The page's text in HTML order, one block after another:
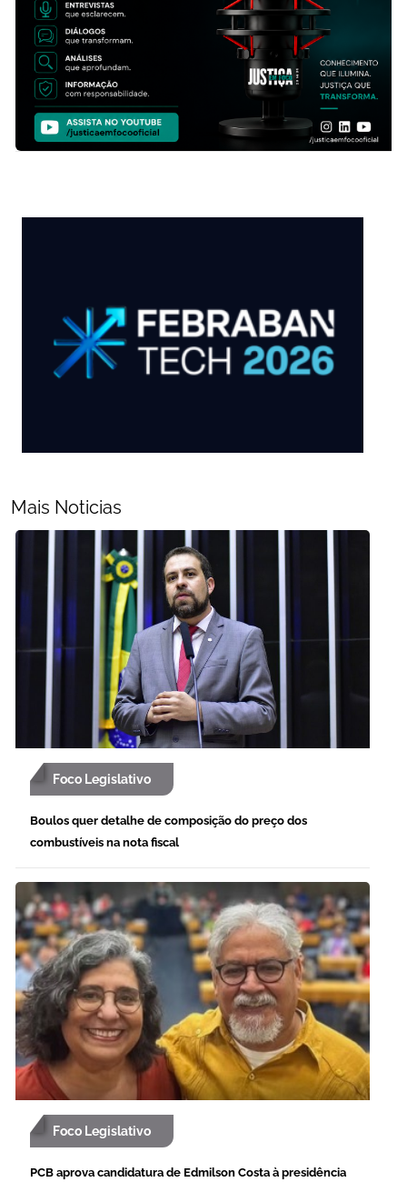
Mais Noticias
Foco Legislativo
Boulos quer detalhe de composição do preço dos
combustíveis na nota fiscal
Foco Legislativo
PCB aprova candidatura de Edmilson Costa à presidência